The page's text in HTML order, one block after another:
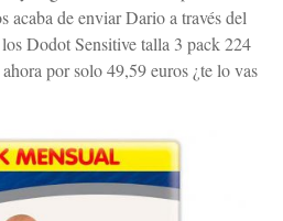
acaba de enviar Dario a través del
Dodot Sensitive talla 3 pack 224
por solo 49,59 euros ¿te lo vas